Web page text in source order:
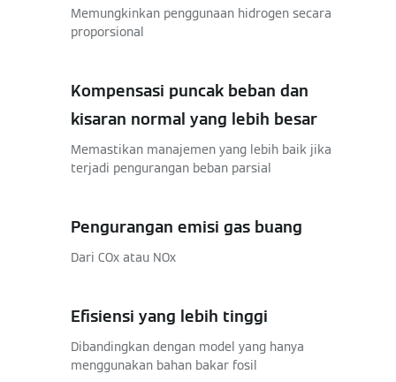
Memungkinkan penggunaan hidrogen secara
proporsional
Kompensasi puncak beban dan
kisaran normal yang lebih besar
Memastikan manajemen yang lebih baik jika
terjadi pengurangan beban parsial
Pengurangan emisi gas buang
Dari COx atau NOx
Efisiensi yang lebih tinggi
Dibandingkan dengan model yang hanya
menggunakan bahan bakar fosil